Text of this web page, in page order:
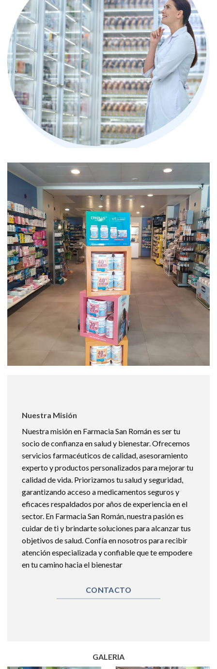
Nuestra Misión
Nuestra misión en Farmacia San Román es ser tu
socio de confianza en salud y bienestar. Ofrecemos
servicios farmacéuticos de calidad, asesoramiento
experto y productos personalizados para mejorar tu
calidad de vida. Priorizamos tu salud y seguridad,
garantizando acceso a medicamentos seguros y
eficaces respaldados por años de experiencia en el
sector. En Farmacia San Román, nuestra pasión es
cuidar de ti y brindarte soluciones para alcanzar tus
objetivos de salud. Confía en nosotros para recibir
atención especializada y confiable que te empodere
en tu camino hacia el bienestar
CONTACTO
GALERIA